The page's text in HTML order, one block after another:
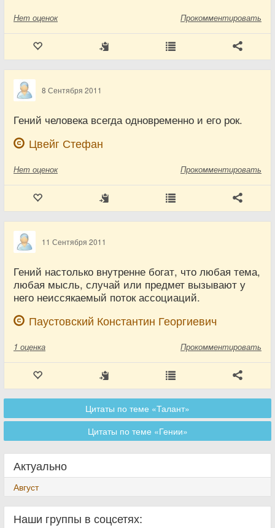
Нет оценок Прокомментировать
8 Сентября 2011
Гений человека всегда одновременно и его рок.
Цвейг Стефан
Нет оценок Прокомментировать
11 Сентября 2011
Гений настолько внутренне богат, что любая тема,
любая мысль, случай или предмет вызывают у
него неиссякаемый поток ассоциаций.
Паустовский Константин Георгиевич
1 оценка Прокомментировать
Цитаты по теме «Талант»
Цитаты по теме «Гении»
Актуально
Август
Наши группы в соцсетях: